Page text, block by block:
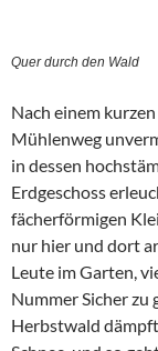
Quer durch den Wald
Nach einem
Mühlenweg
in dessen
Erdgeschoss
fächerförmigen
nur hier und dort
Leute im Garten,
Nummer Sicher zu
Herbstwald